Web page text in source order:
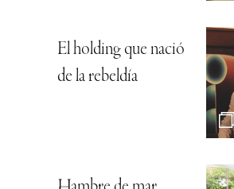
El holding que nació
de la rebeldía